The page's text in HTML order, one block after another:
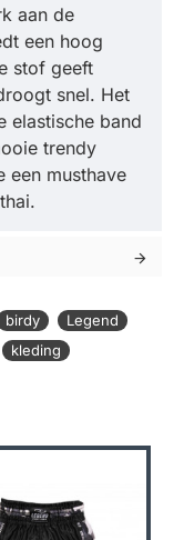
aan de
een hoog
stof geeft
snel. Het
elastische band
trendy
een musthave
birdy
Legend
kleding